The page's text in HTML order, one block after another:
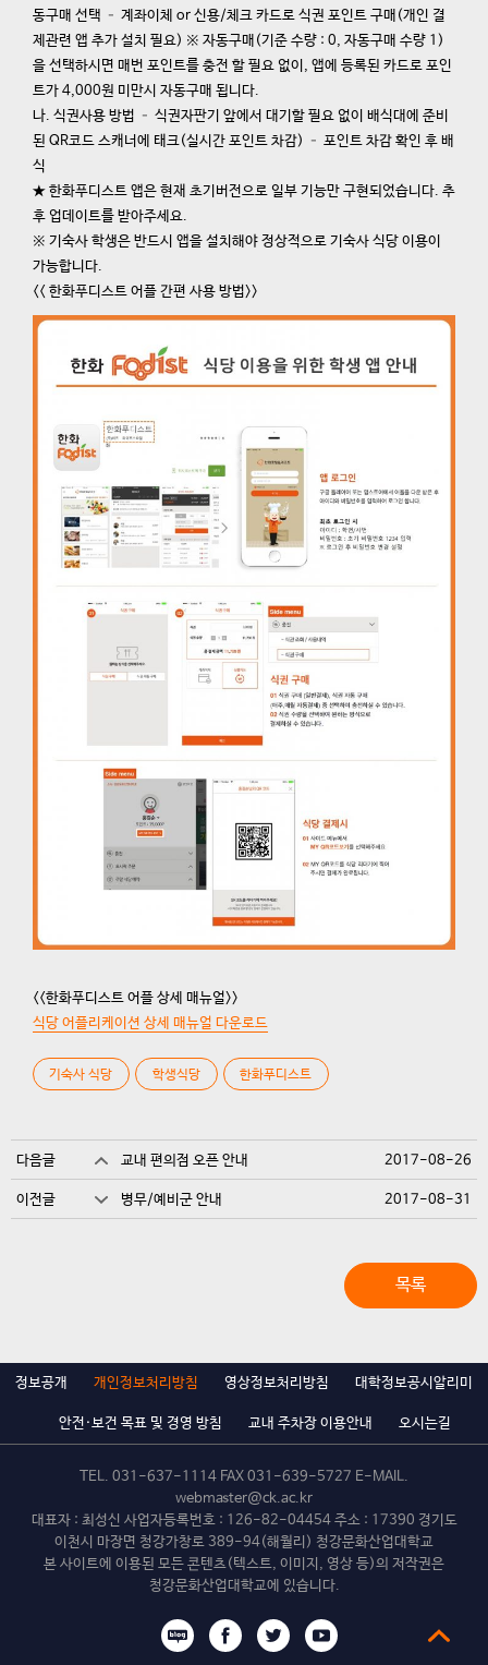
동구매 선택 – 계좌이체 or 신용/체크 카드로 식권 포인트 구매(개인 결
제관련 앱 추가 설치 필요) ※ 자동구매(기준 수량 : 0, 자동구매 수량 1)
을 선택하시면 매번 포인트를 충전 할 필요 없이, 앱에 등록된 카드로 포인
트가 4,000원 미만시 자동구매 됩니다.
나. 식권사용 방법 – 식권자판기 앞에서 대기할 필요 없이 배식대에 준비
된 QR코드 스캐너에 태크(실시간 포인트 차감) – 포인트 차감 확인 후 배
식
★ 한화푸디스트 앱은 현재 초기버전으로 일부 기능만 구현되었습니다. 추
후 업데이트를 받아주세요.
※ 기숙사 학생은 반드시 앱을 설치해야 정상적으로 기숙사 식당 이용이
가능합니다.
<< 한화푸디스트 어플 간편 사용 방법>>
<<한화푸디스트 어플 상세 매뉴얼>>
식당 어플리케이션 상세 매뉴얼 다운로드
기숙사 식당 학생식당 한화푸디스트
다음글 교내 편의점 오픈 안내 2017-08-26
이전글 병무/예비군 안내 2017-08-31
목록
정보공개 개인정보처리방침 영상정보처리방침 대학정보공시알리미
안전·보건 목표 및 경영 방침 교내 주차장 이용안내 오시는길
TEL. 031-637-1114 FAX 031-639-5727 E-MAIL.
webmaster@ck.ac.kr
대표자 : 최성신 사업자등록번호 : 126-82-04454 주소 : 17390 경기도
이천시 마장면 청강가창로 389-94(해월리) 청강문화산업대학교
본 사이트에 이용된 모든 콘텐츠(텍스트, 이미지, 영상 등)의 저작권은
청강문화산업대학교에 있습니다.